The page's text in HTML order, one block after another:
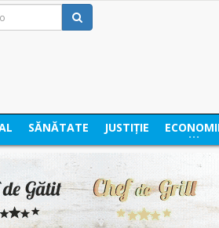
SĂNĂTATE JUSTIȚIE